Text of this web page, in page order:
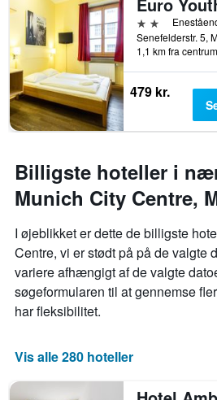
2 stjerner
1,1 km fra centrum
479 kr.
Billigste hoteller i
Munich City Centre,
I øjeblikket er dette de billigste
Centre, vi er stødt på på de valgte
variere afhængigt af de valgte
søgeformularen til at gennemse
har fleksibilitet.
Vis alle 280 hoteller